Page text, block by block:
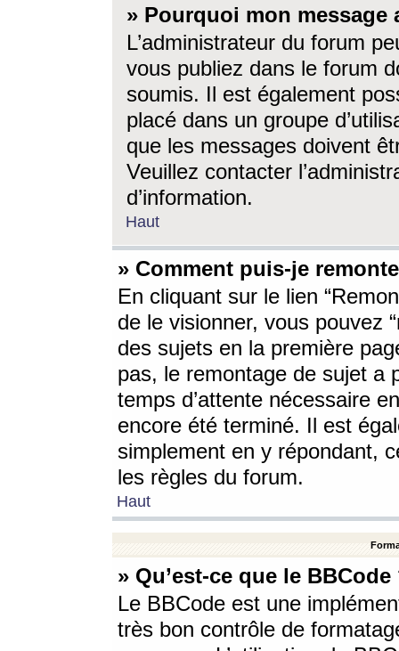
» Pourquoi mon message
L’administrateur du forum
vous publiez dans le forum
soumis. Il est également
placé dans un groupe
que les messages doivent
Veuillez contacter
d’information.
Haut
» Comment puis-je
En cliquant sur le lien
de le visionner, vous pouvez
des sujets en la première
pas, le remontage de sujet a
temps d’attente nécessaire
encore été terminé. Il est
simplement en y répondant,
les règles du forum.
Haut
» Qu’est-ce que le BBCode
Le BBCode est une
très bon contrôle de